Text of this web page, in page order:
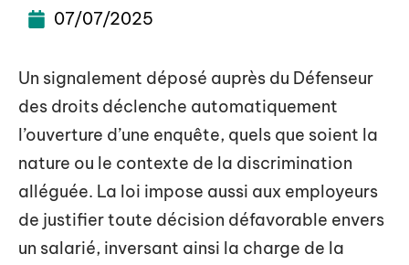
07/07/2025
Un signalement déposé auprès du Défenseur
des droits déclenche automatiquement
l’ouverture d’une enquête, quels que soient la
nature ou le contexte de la discrimination
alléguée. La loi impose aussi aux employeurs
de justifier toute décision défavorable envers
un salarié, inversant ainsi la charge de la